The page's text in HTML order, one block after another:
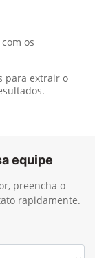
os
para extrair o
equipe
preencha o
rapidamente.